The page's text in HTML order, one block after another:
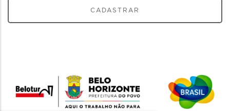
CADASTRAR